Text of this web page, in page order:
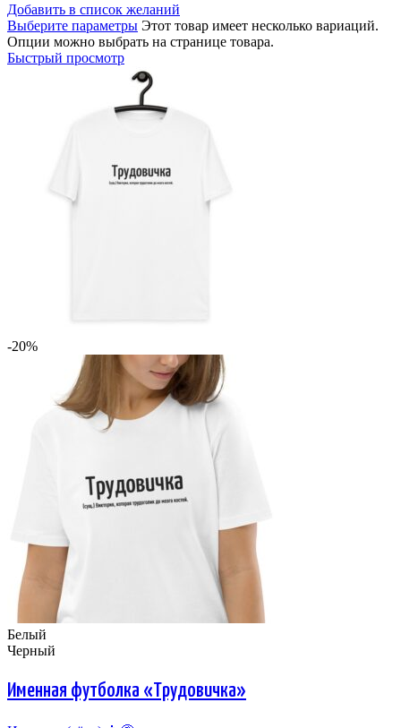
Добавить в список желаний
Выберите параметры Этот товар имеет несколько вариаций.
Опции можно выбрать на странице товара.
Быстрый просмотр
-20%
Белый
Черный
Именная футболка «Трудовичка»